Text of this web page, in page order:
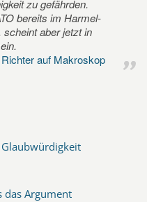
zu gefährden.
bereits im Harmel-
aber jetzt in
auf Makroskop
das Argument